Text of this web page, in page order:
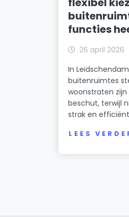
functies
26 april 2026
In
buitenruimtes
woonstraten
beschut, terwijl
strak en
LEES